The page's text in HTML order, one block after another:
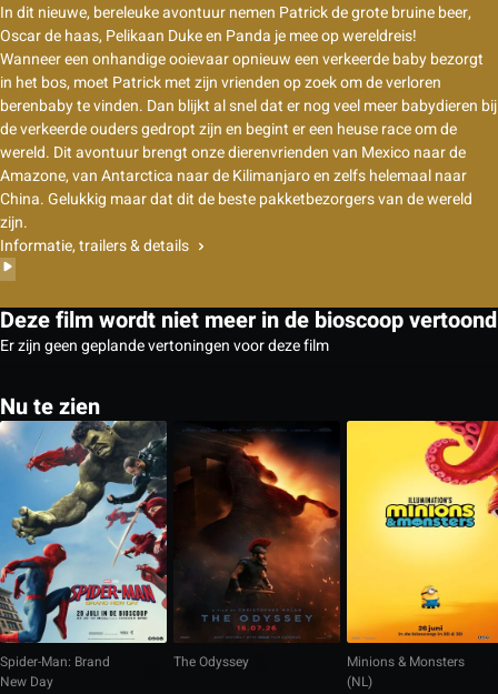
In dit nieuwe, bereleuke avontuur nemen Patrick de grote bruine beer,
Oscar de haas, Pelikaan Duke en Panda je mee op wereldreis!
Wanneer een onhandige ooievaar opnieuw een verkeerde baby bezorgt
in het bos, moet Patrick met zijn vrienden op zoek om de verloren
berenbaby te vinden. Dan blijkt al snel dat er nog veel meer babydieren bij
de verkeerde ouders gedropt zijn en begint er een heuse race om de
wereld. Dit avontuur brengt onze dierenvrienden van Mexico naar de
Amazone, van Antarctica naar de Kilimanjaro en zelfs helemaal naar
China. Gelukkig maar dat dit de beste pakketbezorgers van de wereld
zijn.
Informatie, trailers & details
Deze film wordt niet meer in de bioscoop vertoond
Er zijn geen geplande vertoningen voor deze film
Nu te zien
Spider-Man: Brand
New Day
The Odyssey
Minions & Monsters
(NL)